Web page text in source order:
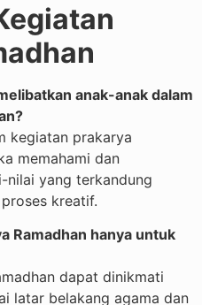
anak-anak dalam
kegiatan prakarya
memahami dan
nilai yang terkandung
kreatif.
Ramadhan hanya untuk
dapat dinikmati
latar belakang agama dan